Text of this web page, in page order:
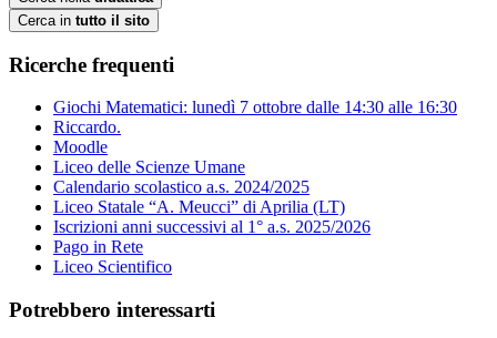
Cerca in tutto il sito
Ricerche frequenti
Giochi Matematici: lunedì 7 ottobre dalle 14:30 alle 16:30
Riccardo.
Moodle
Liceo delle Scienze Umane
Calendario scolastico a.s. 2024/2025
Liceo Statale “A. Meucci” di Aprilia (LT)
Iscrizioni anni successivi al 1° a.s. 2025/2026
Pago in Rete
Liceo Scientifico
Potrebbero interessarti